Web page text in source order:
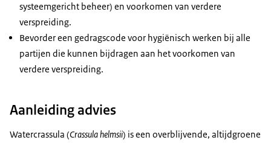
systeemgericht beheer) en voorkomen van verdere
verspreiding.
Bevorder een gedragscode voor hygiënisch werken bij alle
partijen die kunnen bijdragen aan het voorkomen van
verdere verspreiding.
Aanleiding advies
Watercrassula (Crassula helmsii) is een overblijvende, altijdgroene